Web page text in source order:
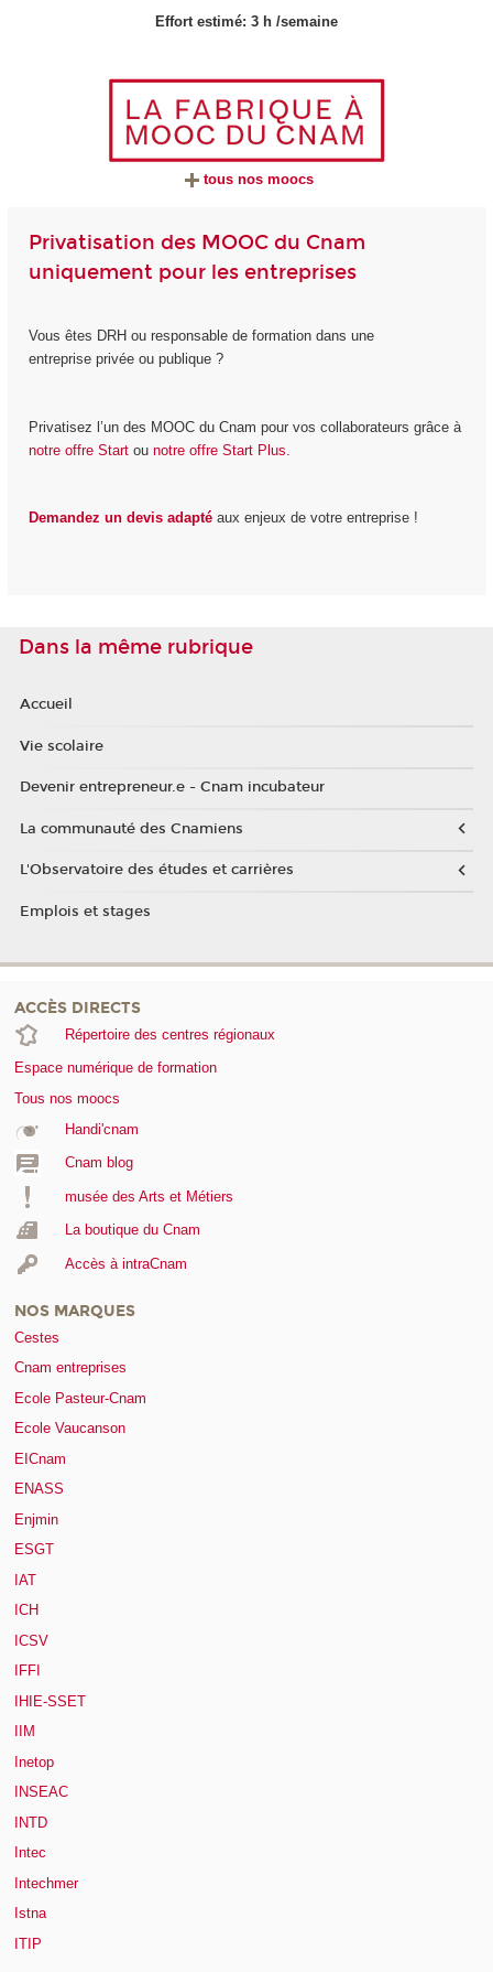
Effort estimé: 3 h /semaine
tous nos moocs
Privatisation des MOOC du Cnam
uniquement pour les entreprises
Vous êtes DRH ou responsable de formation dans une
entreprise privée ou publique ?
Privatisez l’un des MOOC du Cnam pour vos collaborateurs grâce à
notre offre Startou notre offre Start Plus.
Demandez un devis adaptéaux enjeux de votre entreprise !
Dans la même rubrique
Accueil
Vie scolaire
Devenir entrepreneur.e - Cnam incubateur
La communauté des Cnamiens
L'Observatoire des études et carrières
Emplois et stages
ACCÈS DIRECTS
Répertoire des centres régionaux
Espace numérique de formation
Tous nos moocs
Handi'cnam
Cnam blog
musée des Arts et Métiers
La boutique du Cnam
Accès à intraCnam
NOS MARQUES
Cestes
Cnam entreprises
Ecole Pasteur-Cnam
Ecole Vaucanson
EICnam
ENASS
Enjmin
ESGT
IAT
ICH
ICSV
IFFI
IHIE-SSET
IIM
Inetop
INSEAC
INTD
Intec
Intechmer
Istna
ITIP